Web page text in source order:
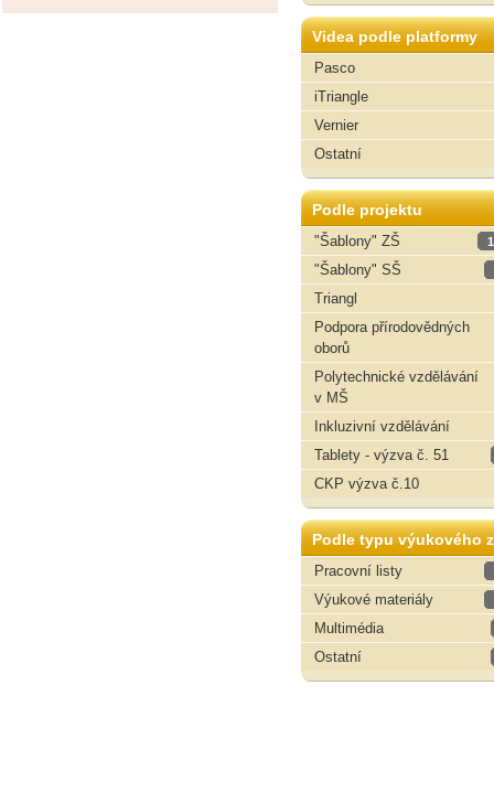
Videa podle platformy
Pasco
iTriangle
Vernier
Ostatní
Podle projektu
"Šablony" ZŠ
"Šablony" SŠ
Triangl
Podpora přírodovědných
oborů
Polytechnické vzdělávání
v MŠ
Inkluzivní vzdělávání
Tablety - výzva č. 51
CKP výzva č.10
Podle typu výukového
Pracovní listy
Výukové materiály
Multimédia
Ostatní